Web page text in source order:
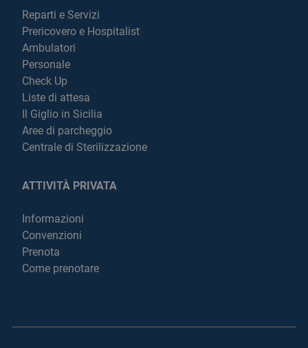
Reparti e Servizi
Prericovero e Hospitalist
Ambulatori
Personale
Check Up
Liste di attesa
Il Giglio in Sicilia
Aree di parcheggio
Centrale di Sterilizzazione
ATTIVITÀ PRIVATA
Informazioni
Convenzioni
Prenota
Come prenotare